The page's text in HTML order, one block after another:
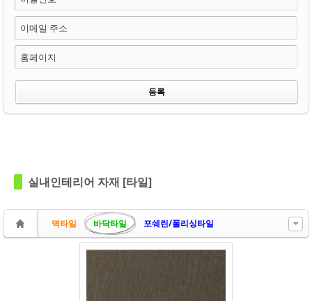
이메일 주소
홈페이지
실내인테리어 자재 [타일]
벽타일 바닥타일 포쉐린/폴리싱타일